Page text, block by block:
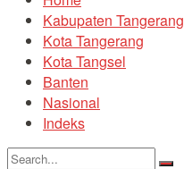
Kabupaten Tangerang
Kota Tangerang
Kota Tangsel
Banten
Nasional
Indeks